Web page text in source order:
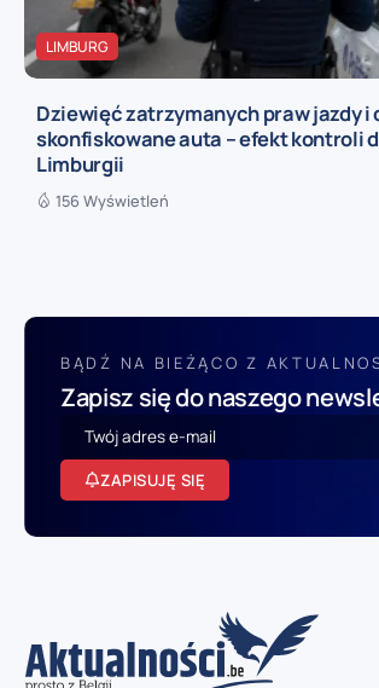
LIMBURG
Dziewięć zatrzymanych praw jazdy i
skonfiskowane auta – efekt kontroli
Limburgii
156 Wyświetleń
BĄDŹ NA BIEŻĄCO Z
Zapisz się do naszego
ZAPISUJĘ SIĘ